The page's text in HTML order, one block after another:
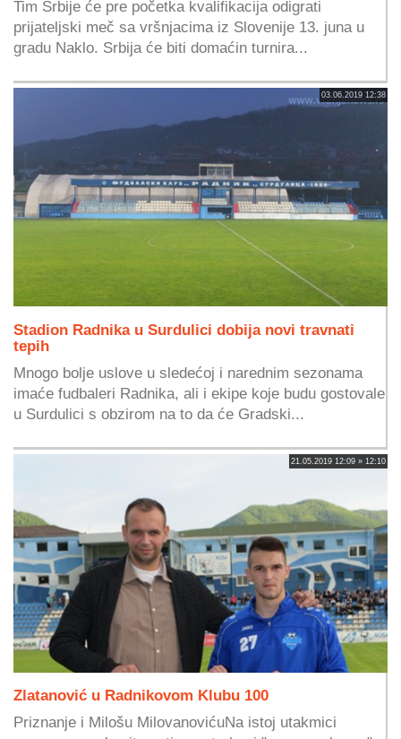
Tim Srbije će pre početka kvalifikacija odigrati
prijateljski meč sa vršnjacima iz Slovenije 13. juna u
gradu Naklo. Srbija će biti domaćin turnira...
03.06.2019 12:38
Stadion Radnika u Surdulici dobija novi travnati
tepih
Mnogo bolje uslove u sledećoj i narednim sezonama
imaće fudbaleri Radnika, ali i ekipe koje budu gostovale
u Surdulici s obzirom na to da će Gradski...
21.05.2019 12:09 » 12:10
Zlatanović u Radnikovom Klubu 100
Priznanje i Milošu MilovanovićuNa istoj utakmici